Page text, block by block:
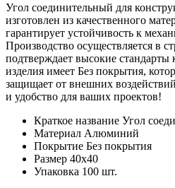
Угол соединительный для
изготовлен из качественного
гарантирует устойчивость к
Производство осуществляется в
подтверждает высокие стандарты
изделия имеет Без покрытия,
защищает от внешних
и удобство для ваших проектов!
Краткое название Угол
Материал Алюминий
Покрытие Без покрытия
Размер 40х40
Упаковка 100 шт.